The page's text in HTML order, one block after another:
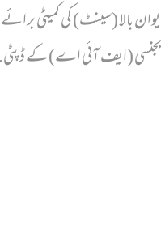
بالا (سینٹ) کی کمیٹی برائے
ایجنسی (ایف آئی اے) کے